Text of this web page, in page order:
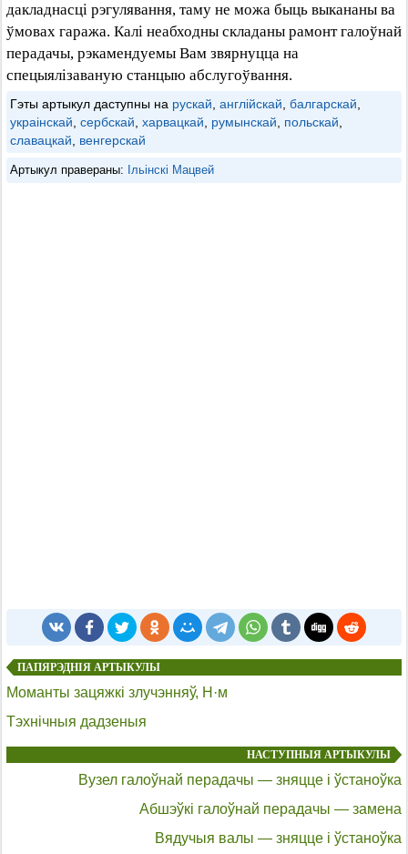
дакладнасці рэгулявання, таму не можа быць выкананы ва
ўмовах гаража. Калі неабходны складаны рамонт галоўнай
перадачы, рэкамендуемы Вам звярнуцца на
спецыялізаваную станцыю абслугоўвання.
Гэты артыкул даступны на рускай англійскай балгарскай
украінскай сербскай харвацкай румынскай польскай
славацкай
венгерскай
Артыкул правераны: Ільінскі Мацвей
ПАПЯРЭДНІЯ АРТЫКУЛЫ
Моманты зацяжкі злучэнняў, Н·м
Тэхнічныя дадзеныя
НАСТУПНЫЯ АРТЫКУЛЫ
Вузел галоўнай перадачы — зняцце і ўстаноўка
Абшэўкі галоўнай перадачы — замена
Вядучыя валы — зняцце і ўстаноўка